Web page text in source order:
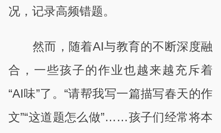
况，记录高频错题。
然而，随着AI与教育的不断深度融
合，一些孩子的作业也越来越充斥着
“AI味”了。“请帮我写一篇描写春天的作
文”“这道题怎么做”……孩子们经常将本